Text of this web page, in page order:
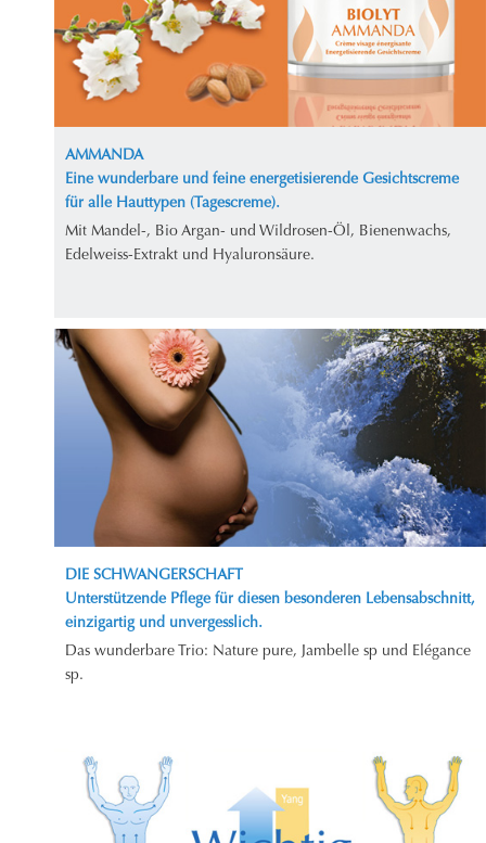
AMMANDA
Eine wunderbare und feine energetisierende Gesichtscreme
für alle Hauttypen (Tagescreme).
Mit Mandel-, Bio Argan- und Wildrosen-Öl, Bienenwachs,
Edelweiss-Extrakt und Hyaluronsäure.
DIE SCHWANGERSCHAFT
Unterstützende Pflege für diesen besonderen Lebensabschnitt,
einzigartig und unvergesslich.
Das wunderbare Trio: Nature pure, Jambelle sp und Elégance
sp.